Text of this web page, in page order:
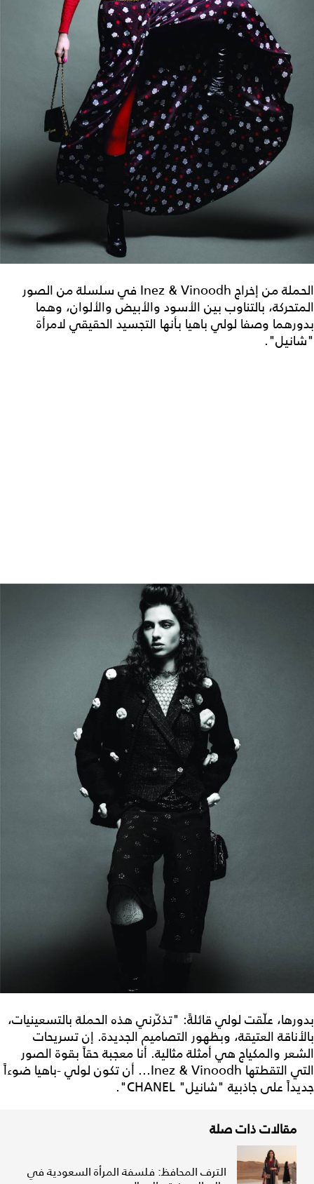
الحملة من إخراج Inez & Vinoodh في سلسلة من الصور
المتحركة، بالتناوب بين الأسود والأبيض والألوان، وهما
بدورهما وصفا لولي باهيا بأنها التجسيد الحقيقي لامرأة
"شانيل".
بدورها، علّقت لولي قائلةً: "تذكّرني هذه الحملة بالتسعينيات،
بالأناقة العتيقة، وبظهور التصاميم الجديدة. إن تسريحات
الشعر والمكياج هي أمثلة مثالية. أنا معجبة حقاً بقوة الصور
التي التقطتها Inez & Vinoodh... أن تكون لولي -باهيا ضوءاً
جديداً على جاذبية "شانيل" CHANEL".
مقالات ذات صلة
الترف المحافظ: فلسفة المرأة السعودية في